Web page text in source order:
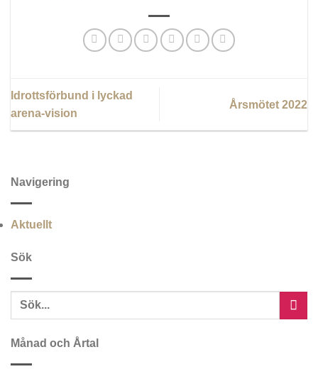
Idrottsförbund i lyckad
arena-vision
Årsmötet 2022
Navigering
Aktuellt
Sök
Månad och Årtal